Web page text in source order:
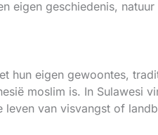
eigen geschiedenis,
hun eigen gewoontes,
moslim is. In Sulawesi
leven van visvangst of